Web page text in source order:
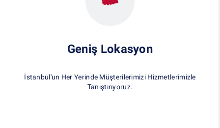
Geniş Lokasyon
İstanbul'un Her Yerinde Müşterilerimizi Hizmetlerimizle
Tanıştırıyoruz.